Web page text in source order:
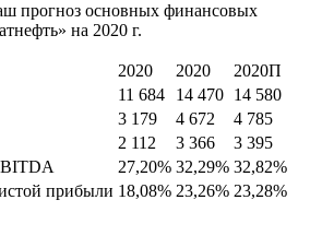
прогноз основных финансовых
на 2020 г.
2020 2020
2020П
11 684 14 470 14 580
3 179 4 672
4 785
2 112 3 366
3 395
27,20% 32,29% 32,82%
прибыли 18,08% 23,26% 23,28%